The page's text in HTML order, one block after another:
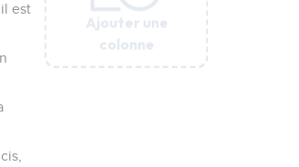
Ajouter une
colonne
est
Ajouter une
colonne
Ajouter une
colonne
Ajouter une
colonne
Ajouter une
colonne